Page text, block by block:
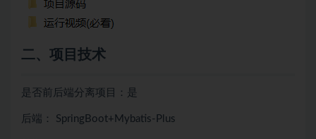
二、项目技术
是否前后端分离项目：是
后端： SpringBoot+Mybatis-Plus